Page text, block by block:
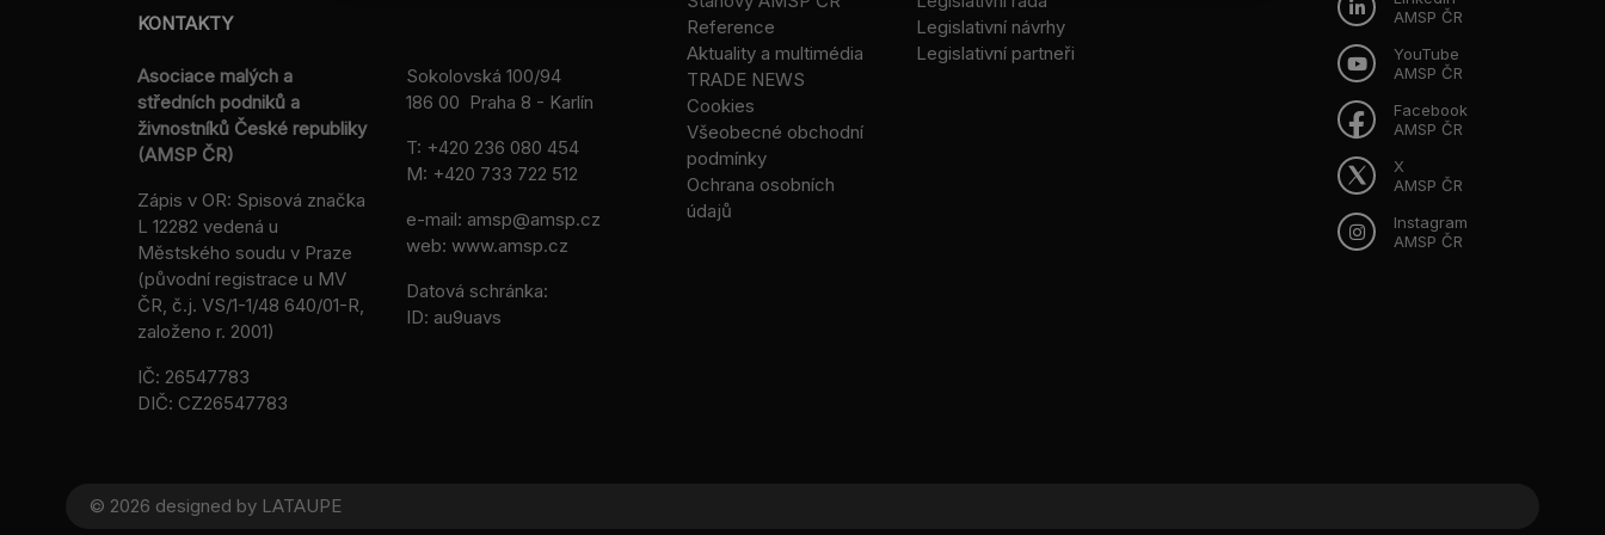
KONTAKTY
Asociace malých a
středních podniků a
živnostníků České republiky
(AMSP ČR)
Zápis v OR: Spisová značka
L 12282 vedená u
Městského soudu v Praze
(původní registrace u MV
ČR, č.j. VS/1-1/48 640/01-R,
založeno r. 2001)
IČ: 26547783
DIČ: CZ26547783
Sokolovská 100/94
186 00 Praha 8 - Karlín
T: +420 236 080 454
M: +420 733 722 512
e-mail: amsp@amsp.cz
web: www.amsp.cz
Datová schránka:
ID: au9uavs
Reference
Aktuality a multimédia
TRADE NEWS
Cookies
Všeobecné obchodní
podmínky
Ochrana osobních
údajů
Legislativní návrhy
Legislativní partneři
AMSP ČR
YouTube
AMSP ČR
Facebook
AMSP ČR
X
AMSP ČR
Instagram
AMSP ČR
© 2026 designed by LATAUPE